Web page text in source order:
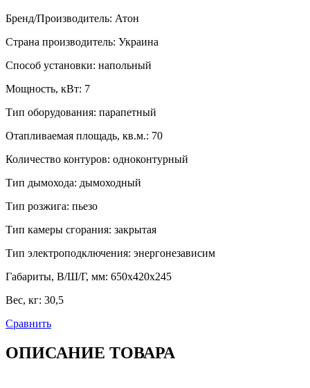
Бренд/Производитель: Атон
Страна производитель: Украина
Способ установки: напольный
Мощность, кВт: 7
Тип оборудования: парапетный
Отапливаемая площадь, кв.м.: 70
Количество контуров: одноконтурный
Тип дымохода: дымоходный
Тип розжига: пьезо
Тип камеры сгорания: закрытая
Тип электроподключения: энергонезависим
Габариты, В/Ш/Г, мм: 650х420х245
Вес, кг: 30,5
Сравнить
ОПИСАНИЕ ТОВАРА